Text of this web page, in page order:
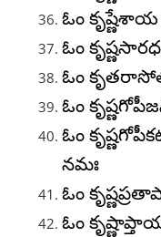
ఓం
ఓం
ఓం
ఓం
ఓం
నమః
ఓం
ఓం